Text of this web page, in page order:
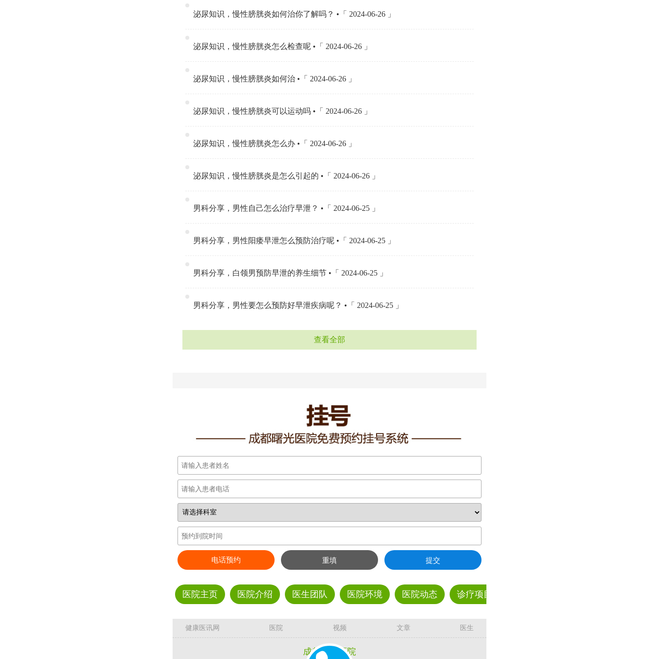
泌尿知识，慢性膀胱炎如何治你了解吗？ •「 2024-06-26 」
泌尿知识，慢性膀胱炎怎么检查呢 •「 2024-06-26 」
泌尿知识，慢性膀胱炎如何治 •「 2024-06-26 」
泌尿知识，慢性膀胱炎可以运动吗 •「 2024-06-26 」
泌尿知识，慢性膀胱炎怎么办 •「 2024-06-26 」
泌尿知识，慢性膀胱炎是怎么引起的 •「 2024-06-26 」
男科分享，男性自己怎么治疗早泄？ •「 2024-06-25 」
男科分享，男性阳痿早泄怎么预防治疗呢 •「 2024-06-25 」
男科分享，白领男预防早泄的养生细节 •「 2024-06-25 」
男科分享，男性要怎么预防好早泄疾病呢？ •「 2024-06-25 」
查看全部
电话预约 重填 提交
医院主页 医院介绍 医生团队 医院环境 医院动态 诊疗项目
健康医讯网 医院 视频 文章 医生
成都曙光医院